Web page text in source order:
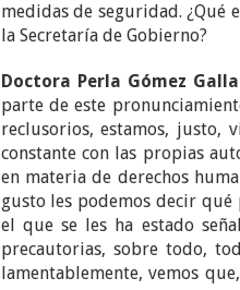
medidas de seguridad. ¿Qué
la Secretaría de Gobierno?
Doctora Perla Gómez
parte de este
reclusorios, estamos, justo,
constante con las propias
en materia de derechos
gusto les podemos decir
el que se les ha estado
precautorias, sobre todo,
lamentablemente, vemos